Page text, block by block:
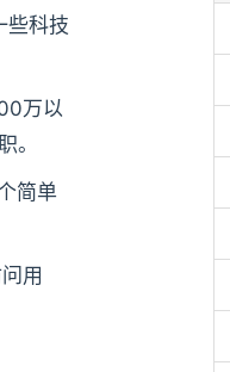
科技
万以
。
简单
用